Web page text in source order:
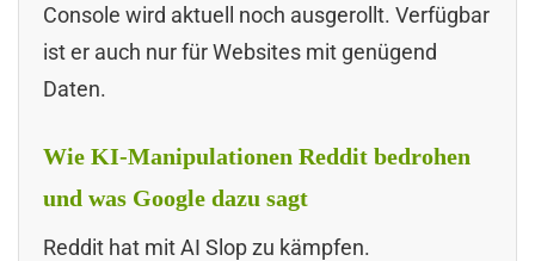
Console wird aktuell noch ausgerollt. Verfügbar
ist er auch nur für Websites mit genügend
Daten.
Wie KI-Manipulationen Reddit bedrohen
und was Google dazu sagt
Reddit hat mit AI Slop zu kämpfen.